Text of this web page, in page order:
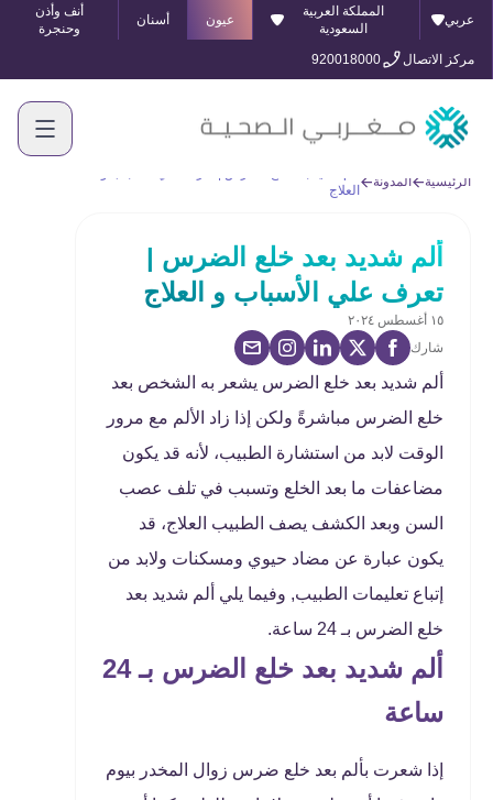
عربي
المملكة العربية
السعودية
عيون أسنان
أنف وأذن
وحنجرة
مركز الاتصال
920018000
الرئيسية المدونة
العلاج
ألم شديد بعد خلع الضرس |
تعرف علي الأسباب و العلاج
١٥ أغسطس ٢٠٢٤
شارك
ألم شديد بعد خلع الضرس يشعر به الشخص بعد
خلع الضرس مباشرةً ولكن إذا زاد الألم مع مرور
الوقت لابد من استشارة الطبيب، لأنه قد يكون
مضاعفات ما بعد الخلع وتسبب في تلف عصب
السن وبعد الكشف يصف الطبيب العلاج، قد
يكون عبارة عن مضاد حيوي ومسكنات ولابد من
إتباع تعليمات الطبيب, وفيما يلي ألم شديد بعد
خلع الضرس بـ 24 ساعة.
ألم شديد بعد خلع الضرس بـ 24
ساعة
إذا شعرت بألم بعد خلع ضرس زوال المخدر بيوم